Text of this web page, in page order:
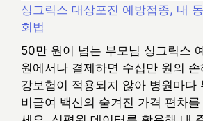
싱그릭스 대상포진 예방접종, 내
회법
50만 원이 넘는 부모님 싱그릭스
원에서나 결제하면 수십만 원의
강보험이 적용되지 않아 병원마다
비급여 백신의 숨겨진 가격 편차